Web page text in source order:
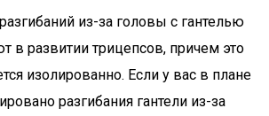
из-за головы с гантелью
в развитии трицепсов, причем это
изолированно. Если у вас в плане
разгибания гантели из-за